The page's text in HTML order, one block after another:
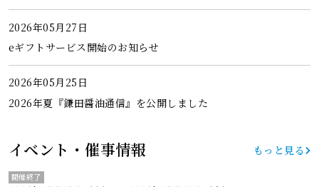
2026年05月27日
eギフトサービス開始のお知らせ
2026年05月25日
2026年夏『鎌田醤油通信』を公開しました
イベント・催事情報 もっと見る
開催終了